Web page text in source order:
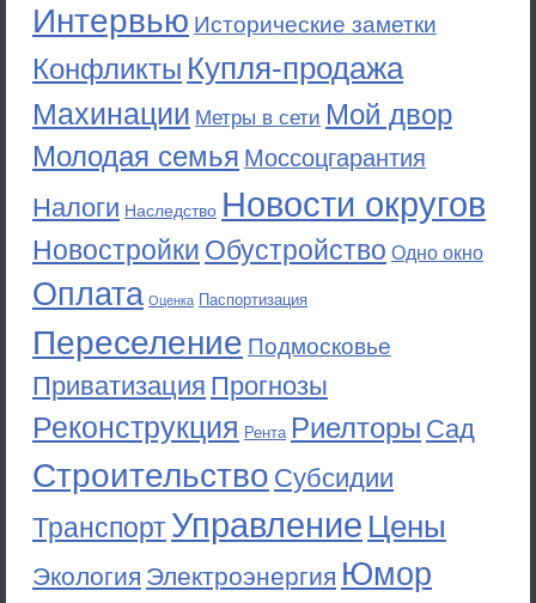
Интервью Исторические заметки
Конфликты Купля-продажа
Махинации Метры в сети Мой двор
Молодая семья Моссоцгарантия
Налоги Наследство Новости округов
Новостройки Обустройство Одно окно
Оплата Оценка Паспортизация
Переселение Подмосковье
Приватизация Прогнозы
Реконструкция Рента Риелторы Сад
Строительство Субсидии
ТранспортУправление Цены
Экология Электроэнергия Юмор